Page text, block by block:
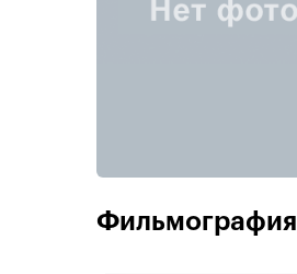
Фильмография